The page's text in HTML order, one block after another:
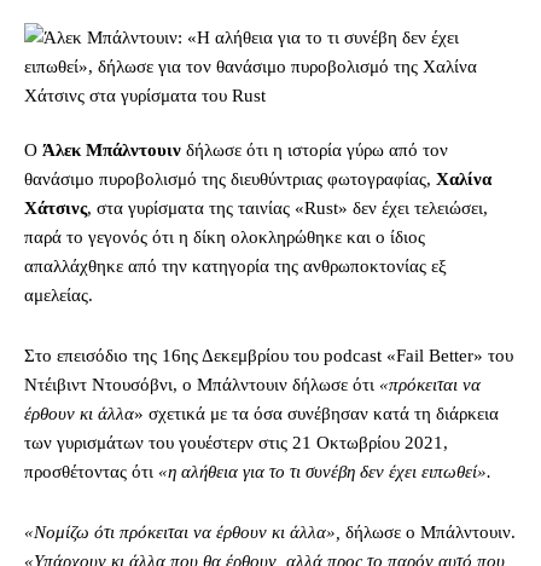
Ο Άλεκ Μπάλντουιν δήλωσε ότι η ιστορία γύρω από τον
θανάσιμο πυροβολισμό της διευθύντριας φωτογραφίας, Χαλίνα
Χάτσινς, στα γυρίσματα της ταινίας «Rust» δεν έχει τελειώσει,
παρά το γεγονός ότι η δίκη ολοκληρώθηκε και ο ίδιος
απαλλάχθηκε από την κατηγορία της ανθρωποκτονίας εξ
αμελείας.
Στο επεισόδιο της 16ης Δεκεμβρίου του podcast «Fail Better» του
Ντέιβιντ Ντουσόβνι, ο Μπάλντουιν δήλωσε ότι «πρόκειται να
έρθουν κι άλλα» σχετικά με τα όσα συνέβησαν κατά τη διάρκεια
των γυρισμάτων του γουέστερν στις 21 Οκτωβρίου 2021,
προσθέτοντας ότι «η αλήθεια για το τι συνέβη δεν έχει ειπωθεί».
«Νομίζω ότι πρόκειται να έρθουν κι άλλα», δήλωσε ο Μπάλντουιν.
«Υπάρχουν κι άλλα που θα έρθουν, αλλά προς το παρόν αυτό που